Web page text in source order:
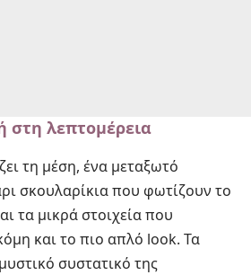
στη λεπτομέρεια
τη μέση, ένα μεταξωτό
σκουλαρίκια που φωτίζουν το
τα μικρά στοιχεία που
και το πιο απλό look. Τα
συστατικό της